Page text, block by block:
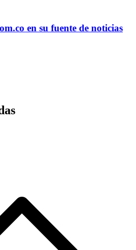
en su fuente de noticias